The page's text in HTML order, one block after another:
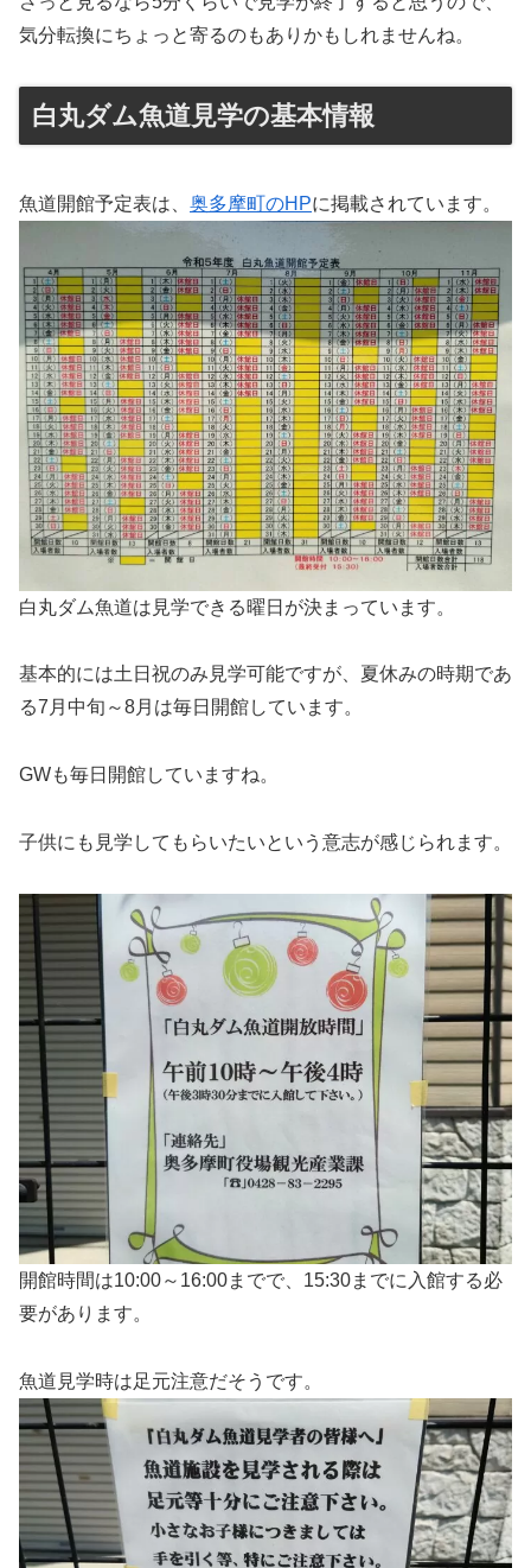
気分転換にちょっと寄るのもありかもしれませんね。
白丸ダム魚道見学の基本情報
魚道開館予定表は、 奥多摩町のHPに掲載されています。
白丸ダム魚道は見学できる曜日が決まっています。
基本的には土日祝のみ見学可能ですが、夏休みの時期であ
る7月中旬～8月は毎日開館しています。
GWも毎日開館していますね。
子供にも見学してもらいたいという意志が感じられます。
開館時間は10:00～16:00までで、15:30までに入館する必
要があります。
魚道見学時は足元注意だそうです。